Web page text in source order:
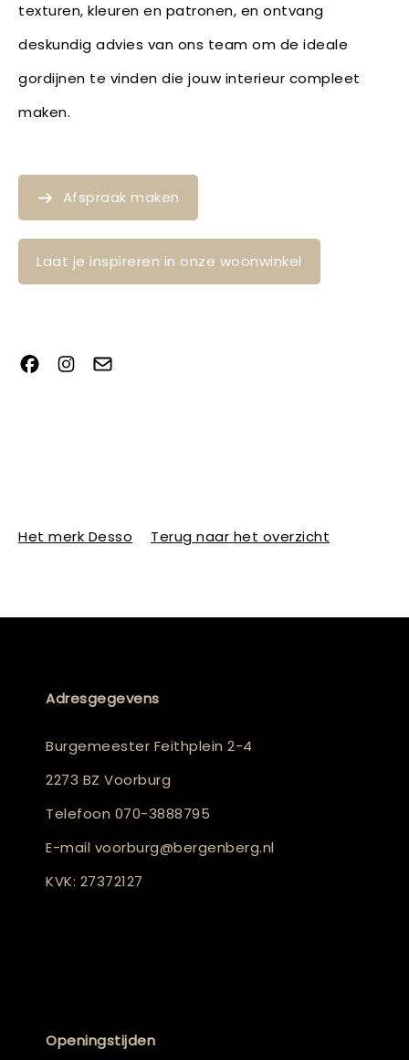
texturen, kleuren en patronen, en ontvang
deskundig advies van ons team om de ideale
gordijnen te vinden die jouw interieur compleet
maken.
Afspraak maken
Laat je inspireren in onze woonwinkel
Het merk Desso Terug naar het overzicht
Adresgegevens
Burgemeester Feithplein 2-4
2273 BZ Voorburg
Telefoon 070-3888795
E-mail voorburg@bergenberg.nl
KVK: 27372127
Openingstijden